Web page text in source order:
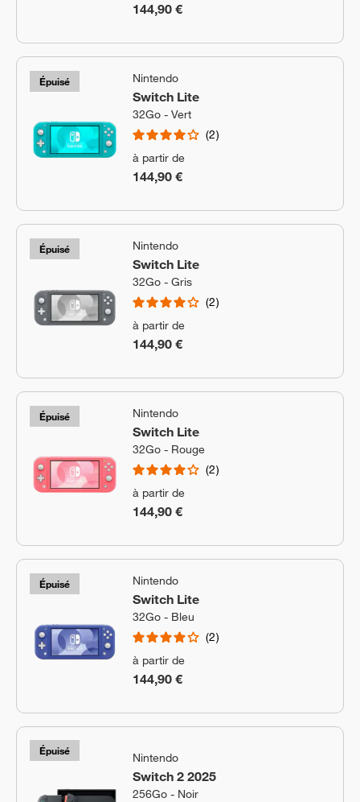
144,90 €
Épuisé Nintendo
Switch Lite
32Go - Vert
2
à partir de
144,90 €
Épuisé Nintendo
Switch Lite
32Go - Gris
2
à partir de
144,90 €
Épuisé Nintendo
Switch Lite
32Go - Rouge
2
à partir de
144,90 €
Épuisé Nintendo
Switch Lite
32Go - Bleu
2
à partir de
144,90 €
Épuisé Nintendo
Switch 2 2025
256Go - Noir